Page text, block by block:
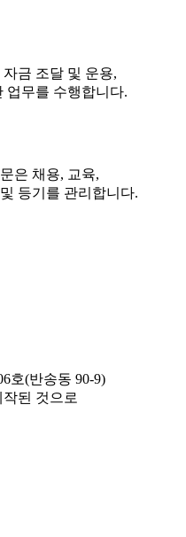
금 조달 및 운용,
업무를 수행합니다.
은 채용, 교육,
등기를 관리합니다.
호(반송동 90-9)
된 것으로